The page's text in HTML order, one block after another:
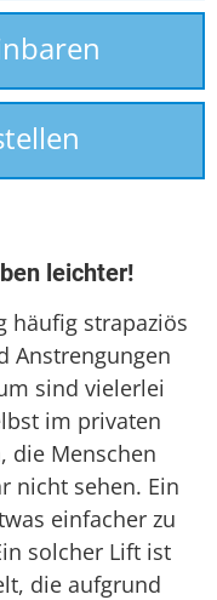
leichter!
häufig strapaziös
Anstrengungen
sind vielerlei
im privaten
die Menschen
nicht sehen. Ein
einfacher zu
solcher Lift ist
die aufgrund